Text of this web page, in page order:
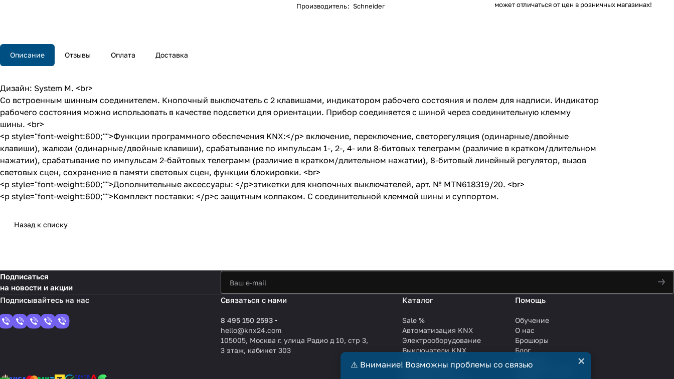
Производитель: Schneider
может отличаться от цен в розничных магазинах!
Описание Отзывы Оплата Доставка
Дизайн: System M. <br>
Со встроенным шинным соединителем. Кнопочный выключатель с 2 клавишами, индикатором рабочего состояния и полем для надписи. Индикатор
рабочего состояния можно использовать в качестве подсветки для ориентации. Прибор соединяется с шиной через соединительную клемму
шины. <br>
<p style="font-weight:600;"">Функции программного обеспечения KNX:</p> включение, переключение, светорегуляция (одинарные/двойные
клавиши), жалюзи (одинарные/двойные клавиши), срабатывание по импульсам 1-, 2-, 4- или 8-битовых телеграмм (различие в кратком/длительном
нажатии), срабатывание по импульсам 2-байтовых телеграмм (различие в кратком/длительном нажатии), 8-битовый линейный регулятор, вызов
световых сцен, сохранение в памяти световых сцен, функции блокировки. <br>
<p style="font-weight:600;"">Дополнительные аксессуары: </p>этикетки для кнопочных выключателей, арт. № MTN618319/20. <br>
<p style="font-weight:600;"">Комплект поставки: </p>с защитным колпаком. С соединительной клеммой шины и суппортом.
Назад к списку
Подписаться
на новости и акции
Связаться с нами
8 495 150 2593
hello@knx24.com
105005, Москва г. улица Радио д 10, стр 3,
3 этаж, кабинет 303
Каталог
Sale %
Автоматизация KNX
Электрооборудование
Выключатели KNX
Производители
KNX EIB кабели
Помощь
Обучение
О нас
Брошюры
Блог
Сотрудничество
⚠️ Внимание! Возможны проблемы со связью ×